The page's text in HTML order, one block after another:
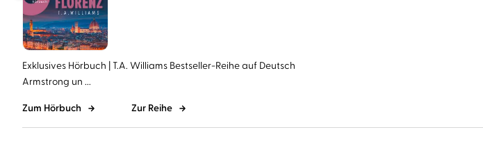
Exklusives Hörbuch | T.A. Williams Bestseller-Reihe auf Deutsch
Armstrong un ...
Zum Hörbuch Zur Reihe